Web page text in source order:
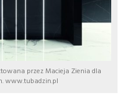
przez Macieja Zienia dla
www.tubadzin.pl